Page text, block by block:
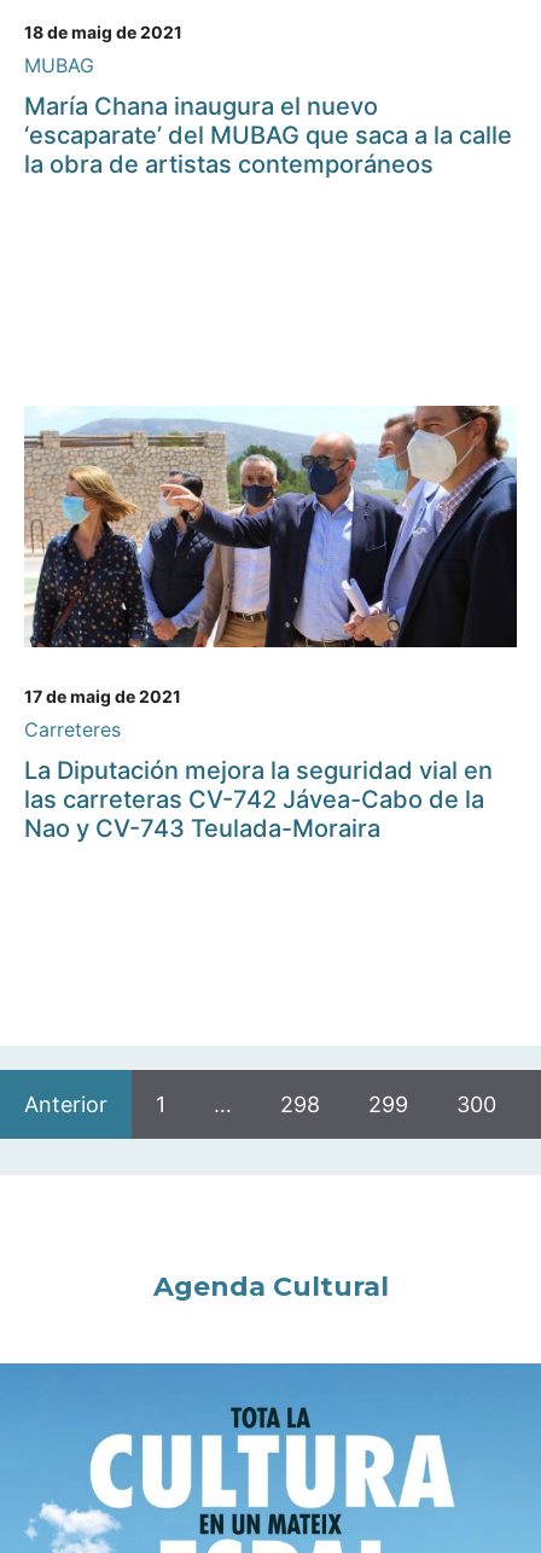
18 de maig de 2021
MUBAG
María Chana inaugura el nuevo
‘escaparate’ del MUBAG que saca a la calle
la obra de artistas contemporáneos
17 de maig de 2021
Carreteres
La Diputación mejora la seguridad vial en
las carreteras CV-742 Jávea-Cabo de la
Nao y CV-743 Teulada-Moraira
Anterior 1 … 298 299 300
Agenda Cultural